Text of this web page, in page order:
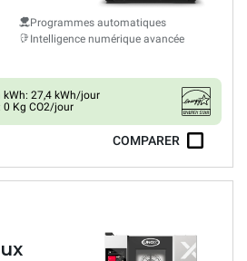
Programmes automatiques
Intelligence numérique avancée
27,4 kWh/jour
0 Kg CO2/jour
COMPARER